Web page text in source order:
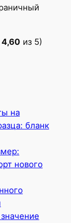
4,60 из 5)
на
бланк
нового